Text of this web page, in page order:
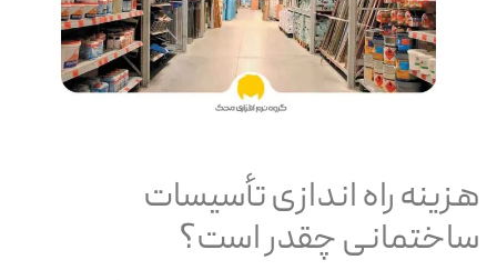
هزینه راه اندازی تأسیسات
ساختمانی چقدر است؟